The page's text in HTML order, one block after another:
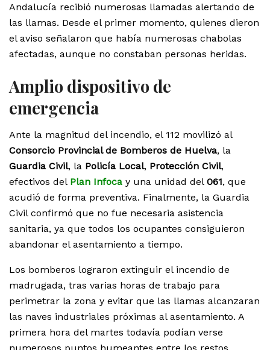
Andalucía recibió numerosas llamadas alertando de
las llamas. Desde el primer momento, quienes dieron
el aviso señalaron que había numerosas chabolas
afectadas, aunque no constaban personas heridas.
Amplio dispositivo de
emergencia
Ante la magnitud del incendio, el 112 movilizó al
Consorcio Provincial de Bomberos de Huelva, la
Guardia Civil, la Policía Local, Protección Civil,
efectivos del Plan Infoca y una unidad del 061, que
acudió de forma preventiva. Finalmente, la Guardia
Civil confirmó que no fue necesaria asistencia
sanitaria, ya que todos los ocupantes consiguieron
abandonar el asentamiento a tiempo.
Los bomberos lograron extinguir el incendio de
madrugada, tras varias horas de trabajo para
perimetrar la zona y evitar que las llamas alcanzaran
las naves industriales próximas al asentamiento. A
primera hora del martes todavía podían verse